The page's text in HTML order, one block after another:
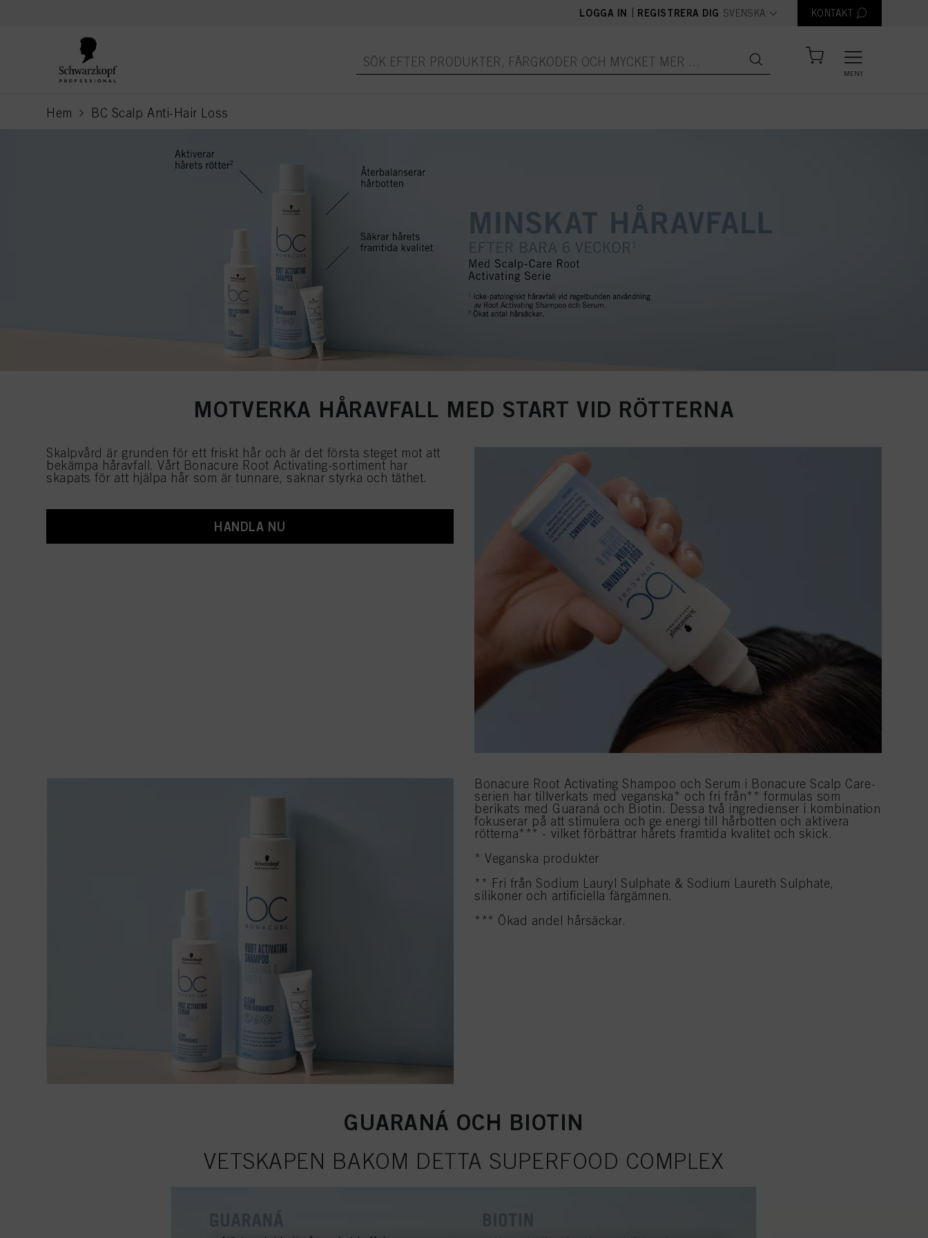
LOGGA IN REGISTRERA DIG text.language
SVENSKA KONTAKT
MENY
Hem BC Scalp Anti-Hair Loss
current page
MOTVERKA HÅRAVFALL MED START VID RÖTTERNA
Skalpvård är grunden för ett friskt hår och är det första steget mot att
bekämpa håravfall. Vårt Bonacure Root Activating-sortiment har
skapats för att hjälpa hår som är tunnare, saknar styrka och täthet.
HANDLA NU
Bonacure Root Activating Shampoo och Serum i Bonacure Scalp Care-
serien har tillverkats med veganska* och fri från** formulas som
berikats med Guaraná och Biotin. Dessa två ingredienser i kombination
fokuserar på att stimulera och ge energi till hårbotten och aktivera
rötterna*** - vilket förbättrar hårets framtida kvalitet och skick.
* Veganska produkter
** Fri från Sodium Lauryl Sulphate & Sodium Laureth Sulphate,
silikoner och artificiella färgämnen.
*** Ökad andel hårsäckar.
GUARANÁ OCH BIOTIN
VETSKAPEN BAKOM DETTA SUPERFOOD COMPLEX